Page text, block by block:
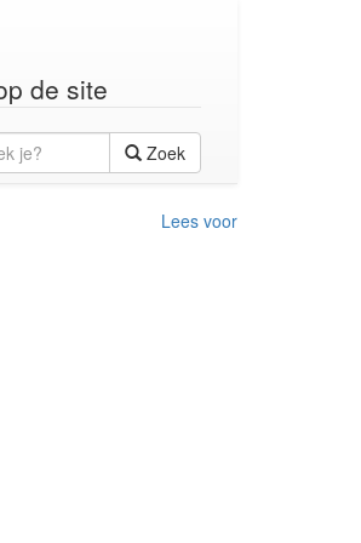
de site
Zoek
Lees voor